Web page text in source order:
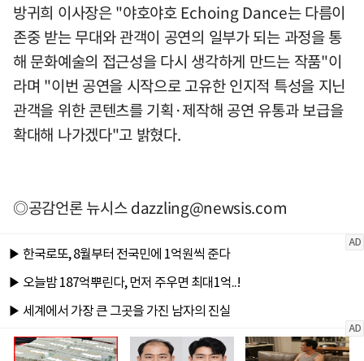
방귀희 이사장은 "야호야호 Echoing Dance는 다름이
존중 받는 무대와 관객이 공연의 일부가 되는 과정을 통
해 문화예술의 접근성을 다시 생각하게 만드는 작품"이
라며 "이번 공연을 시작으로 고유한 인지적 특성을 지닌
관객을 위한 콘텐츠를 기획·제작해 공연 유통과 보급을
확대해 나가겠다"고 밝혔다.
◎공감언론 뉴시스dazzling@newsis.com